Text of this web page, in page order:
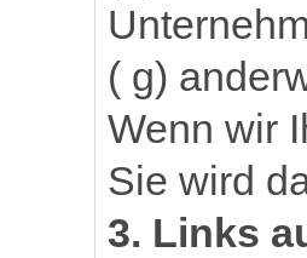
( g)
Wenn wir
Sie wird
3. Links